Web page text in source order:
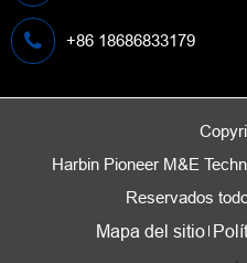
+86 18686833179
Harbin Pioneer M&E
Reservados
Mapa del sitio